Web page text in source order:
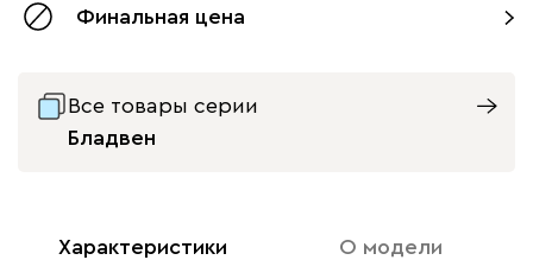
дверь справа дверь слева
с доводчиками
Финальная цена
Все товары серии
Бладвен
Характеристики О модели